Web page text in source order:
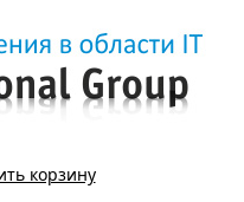
корзину